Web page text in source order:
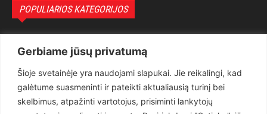
Gerbiame jūsų privatumą
Šioje svetainėje yra naudojami slapukai. Jie reikalingi, kad
galėtume suasmeninti ir pateikti aktualiausią turinį bei
skelbimus, atpažinti vartotojus, prisiminti lankytojų
POPULIARIOS KATEGORIJOS
Teisėsauga
1497
Aktualu